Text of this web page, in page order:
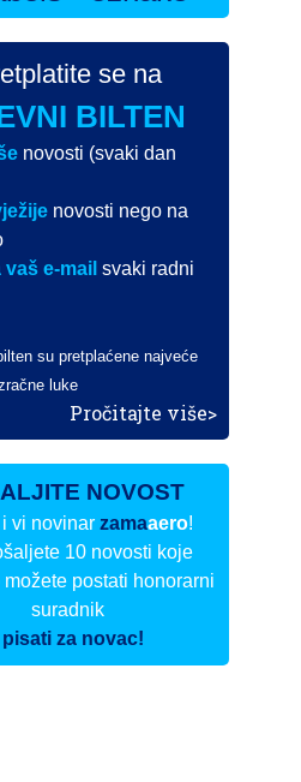
se na
BILTEN
novosti (svaki dan
novosti nego na
vaš e-mail svaki radni
su pretplaćene najveće
luke
Pročitajte više>
NOVOST
i vi novinarzamaaero!
10 novosti koje
postati honorarni
suradnik
pisati za novac!